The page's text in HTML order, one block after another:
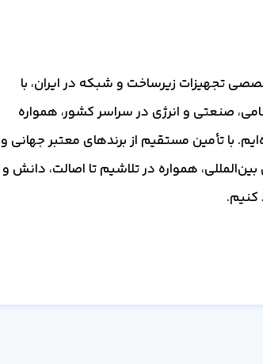
تجهیزات زیرساخت و شبکه در ایران، با
صنعتی و انرژی در سراسر کشور، همواره
با تأمین مستقیم از برندهای معتبر جهانی و
بین‌المللی، همواره در تلاشیم تا اصالت، دانش و
کنیم.